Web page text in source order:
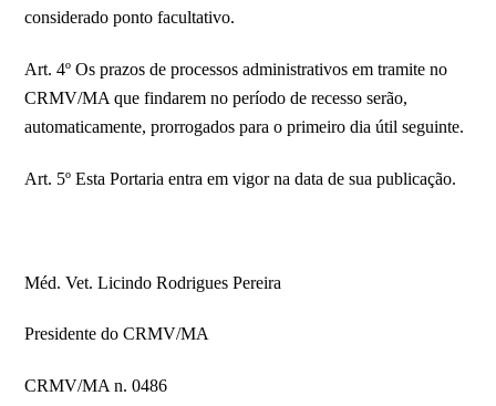
considerado ponto facultativo.
​​​​Art. 4º Os prazos de processos administrativos em tramite no
CRMV/MA que findarem no período de recesso serão,
automaticamente, prorrogados para o primeiro dia útil seguinte.
Art. 5º Esta Portaria entra em vigor na data de sua publicação.
Méd. Vet. Licindo Rodrigues Pereira
Presidente do CRMV/MA
CRMV/MA n. 0486